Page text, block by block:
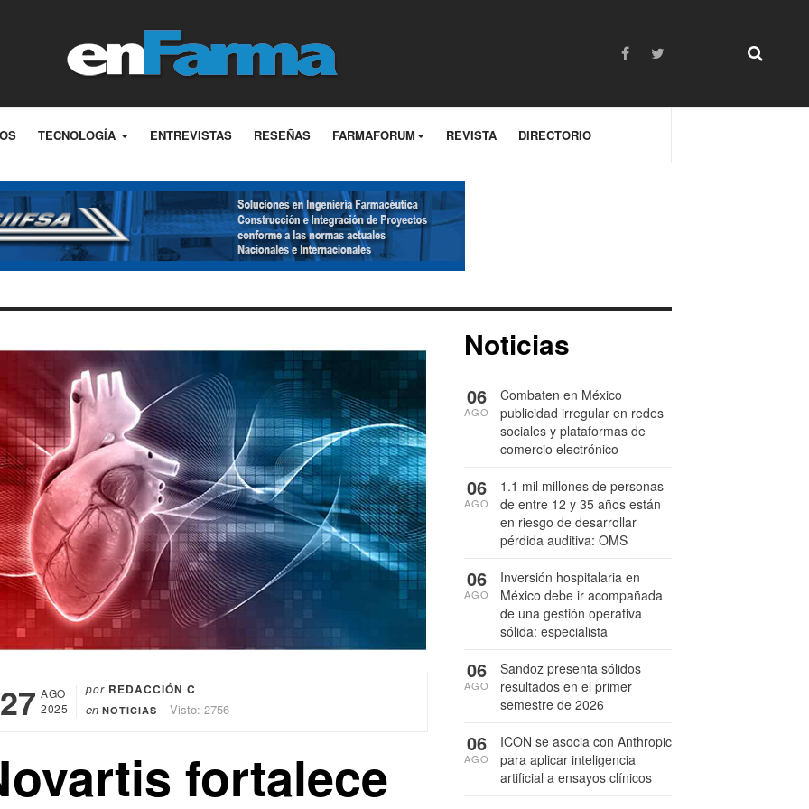
TECNOLOGÍA ENTREVISTAS RESEÑAS FARMAFORUM REVISTA DIRECTORIO
27 AGO
2025
por REDACCIÓN C
en NOTICIAS Visto: 2756
fortalece
Noticias
Combaten en México
publicidad irregular en redes
sociales y plataformas de
comercio electrónico
06
AGO
1.1 mil millones de personas
de entre 12 y 35 años están
en riesgo de desarrollar
pérdida auditiva: OMS
06
AGO
Inversión hospitalaria en
México debe ir acompañada
de una gestión operativa
sólida: especialista
06
AGO
Sandoz presenta sólidos
resultados en el primer
semestre de 2026
06
AGO
ICON se asocia con Anthropic
para aplicar inteligencia
artificial a ensayos clínicos
06
AGO